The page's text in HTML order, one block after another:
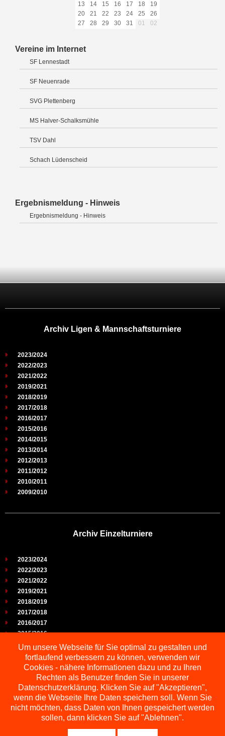
13
14 15 16 17 18
19
20
21 22 23 24 25
26
27
28 29 30 31 01 02
Vereine im Internet
SF Lennestadt
SF Neuenrade
SVG Plettenberg
MS Halver-Schalksmühle
TSV Dahl
Schach Lüdenscheid
Ergebnismeldung - Hinweis
Ergebnismeldung - Hinweis
Archiv Ligen & Mannschaftsturniere
2023/2024
2022/2023
2021/2022
2019/2021
2018/2019
2017/2018
2016/2017
2015/2016
2014/2015
2013/2014
2012/2013
2011/2012
2010/2011
2009/2010
Archiv Einzelturniere
2023/2024
2022/2023
2021/2022
2019/2021
2018/2019
2017/2018
2016/2017
2015/2016
2014/2015
2013/2014
2012/2013
2011/2012
2010/2011
2009/2010
Um unsere Webseite für Sie optimal zu gestalten und
fortlaufend verbessern zu können, verwenden wir
Cookies - nähere Informationen dazu und zu Ihren
Rechten als Benutzer finden Sie in unserer
Datenschutzerklärung. Klicken Sie auf "Akzeptieren",
wenn die Webseite Ihre Daten speichern soll. Wenn Sie
nicht möchten, dass Daten von Ihnen gespeichert werden
sollen, dann klicken Sie auf "Ablehnen".